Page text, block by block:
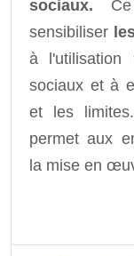
sociaux.
sensibiliser
à l'utilisation
sociaux et à
et les
permet aux
la mise en